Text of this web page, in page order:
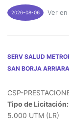
2026-08-06 Ver
SERV SALUD
SAN BORJA
CSP-
Tipo de Licitación:
5.000 UTM (LR)